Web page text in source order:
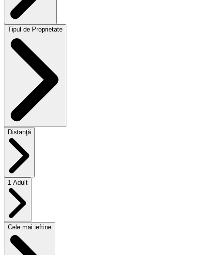
Tipul de Proprietate
Distanţă
1 Adult
Cele mai ieftine